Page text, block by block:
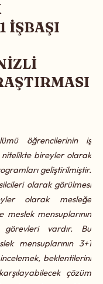
İŞBAŞI
öğrencilerinin iş
nitelikte bireyler olarak
geliştirilmiştir.
olarak görülmesi
olarak mesleğe
meslek mensuplarının
vardır. Bu
mensuplarının 3+1
beklentilerini
çözüm